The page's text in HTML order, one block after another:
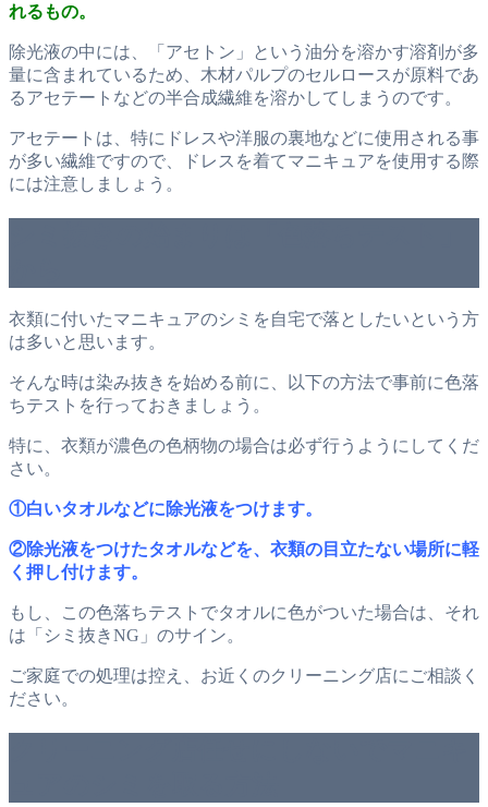
れるもの。
除光液の中には、「アセトン」という油分を溶かす溶剤が多
量に含まれているため、木材パルプのセルロースが原料であ
るアセテートなどの半合成繊維を溶かしてしまうのです。
アセテートは、特にドレスや洋服の裏地などに使用される事
が多い繊維ですので、ドレスを着てマニキュアを使用する際
には注意しましょう。
衣類に付いたマニキュアのシミを自宅で落としたいという方
は多いと思います。
そんな時は染み抜きを始める前に、以下の方法で事前に色落
ちテストを行っておきましょう。
特に、衣類が濃色の色柄物の場合は必ず行うようにしてくだ
さい。
①白いタオルなどに除光液をつけます。
②除光液をつけたタオルなどを、衣類の目立たない場所に軽
く押し付けます。
もし、この色落ちテストでタオルに色がついた場合は、それ
は「シミ抜きNG」のサイン。
ご家庭での処理は控え、お近くのクリーニング店にご相談く
ださい。